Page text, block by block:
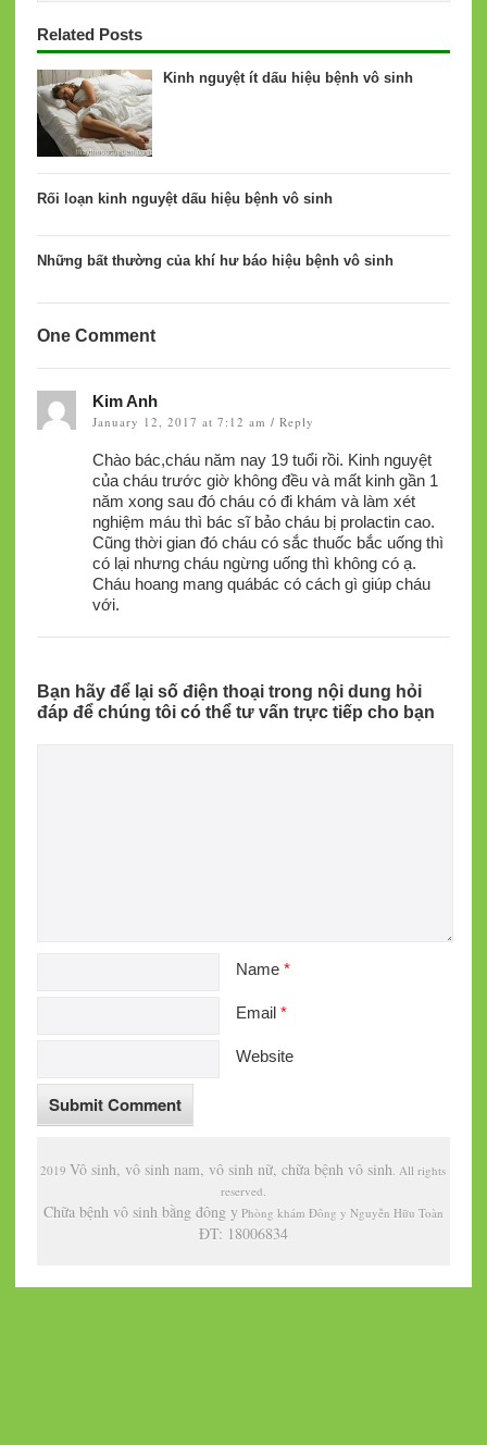
Related Posts
Kinh nguyệt ít dấu hiệu bệnh vô sinh
Rối loạn kinh nguyệt dấu hiệu bệnh vô sinh
Những bất thường của khí hư báo hiệu bệnh vô sinh
One Comment
Kim Anh
January 12, 2017 at 7:12 am / Reply
Chào bác,cháu năm nay 19 tuổi rồi. Kinh nguyệt
của cháu trước giờ không đều và mất kinh gần 1
năm xong sau đó cháu có đi khám và làm xét
nghiệm máu thì bác sĩ bảo cháu bị prolactin cao.
Cũng thời gian đó cháu có sắc thuốc bắc uống thì
có lại nhưng cháu ngừng uống thì không có ạ.
Cháu hoang mang quábác có cách gì giúp cháu
với.
Bạn hãy để lại số điện thoại trong nội dung hỏi
đáp để chúng tôi có thể tư vấn trực tiếp cho bạn
Name *
Email *
Website
2019Vô sinh, vô sinh nam, vô sinh nữ, chữa bệnh vô sinh. All rights
reserved.
Chữa bệnh vô sinh bằng đông yPhòng khám Đông y Nguyễn Hữu Toàn
ĐT: 18006834